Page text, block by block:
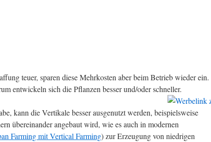
teuer, sparen diese Mehrkosten aber beim Betrieb wieder ein.
entwickeln sich die Pflanzen besser und/oder schneller.
kann die Vertikale besser ausgenutzt werden, beispielsweise
übereinander angebaut wird, wie es auch in modernen
Farming mit Vertical Farming) zur Erzeugung von niedrigen